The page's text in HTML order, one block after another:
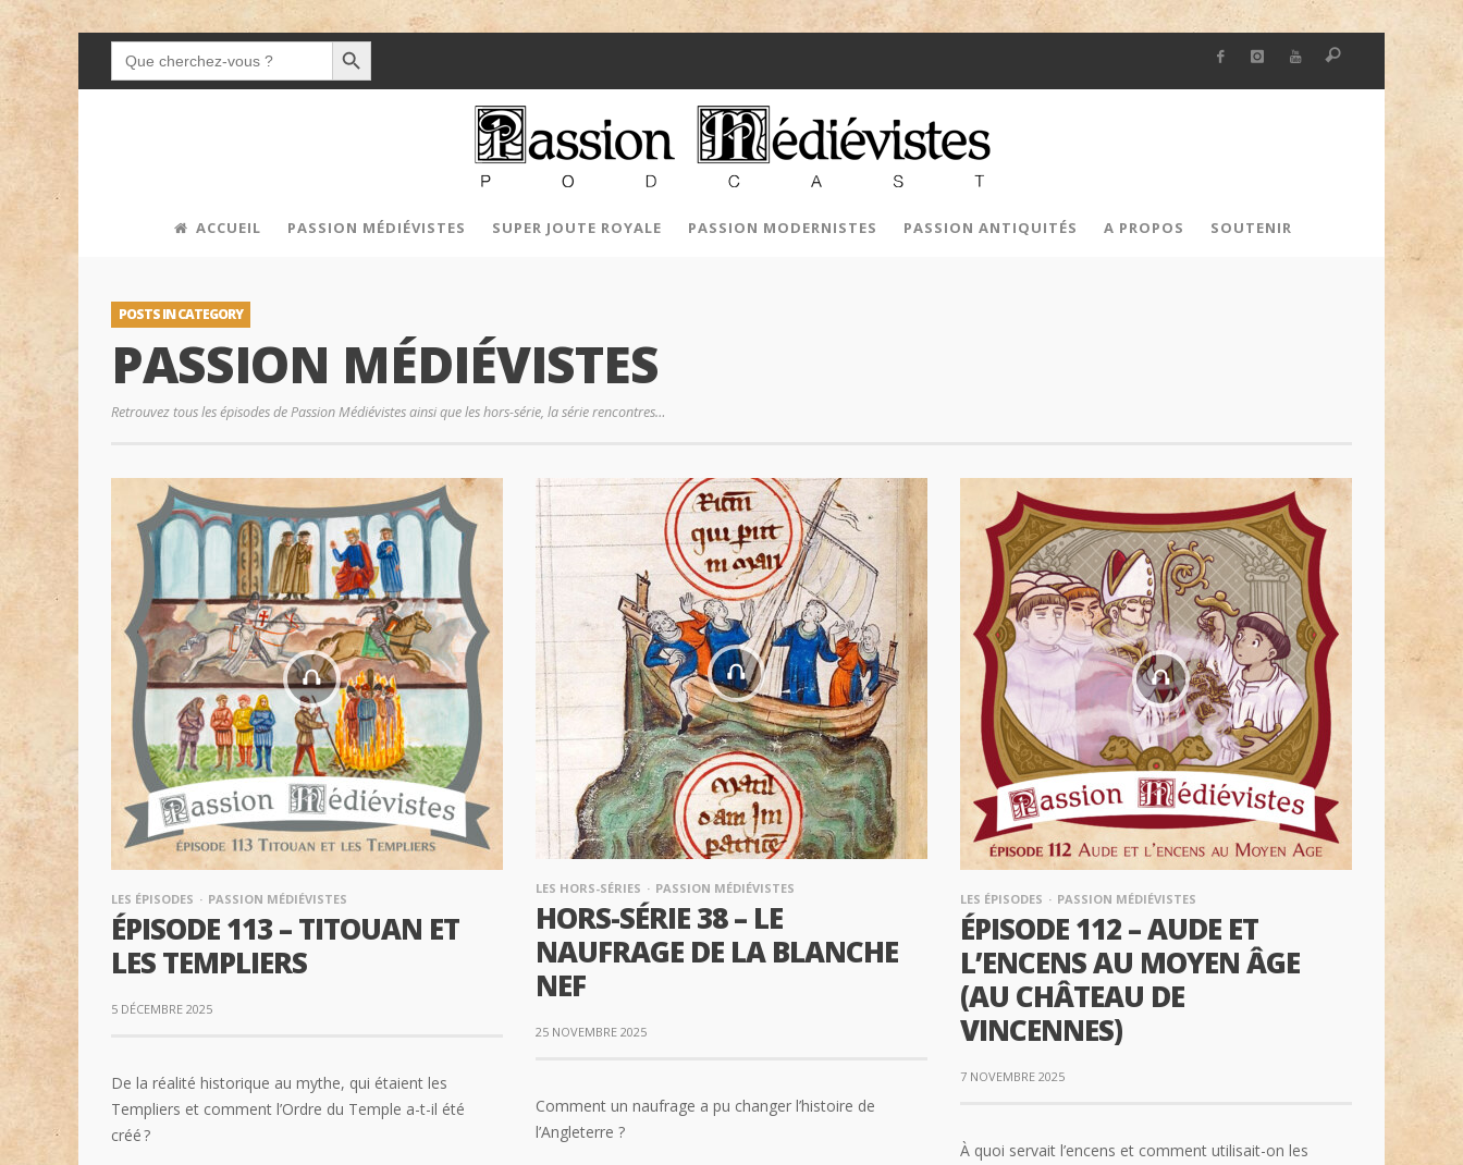
SEARCH
FOR:
SEARCH BUTTON
ACCUEIL PASSION MÉDIÉVISTES SUPER JOUTE ROYALE PASSION MODERNISTES PASSION ANTIQUITÉS A PROPOS SOUTENIR
POSTS IN CATEGORY
PASSION MÉDIÉVISTES
Retrouvez tous les épisodes de Passion Médiévistes ainsi que les hors-série, la série rencontres…
LES ÉPISODES PASSION MÉDIÉVISTES
ÉPISODE 113 – TITOUAN ET
LES TEMPLIERS
5 DÉCEMBRE 2025
De la réalité historique au mythe, qui étaient les
Templiers et comment l’Ordre du Temple a-t-il été
créé ?
LES HORS-SÉRIES PASSION MÉDIÉVISTES
HORS-SÉRIE 38 – LE
NAUFRAGE DE LA BLANCHE
NEF
25 NOVEMBRE 2025
Comment un naufrage a pu changer l’histoire de
l’Angleterre ?
LES ÉPISODES PASSION MÉDIÉVISTES
ÉPISODE 112 – AUDE ET
L’ENCENS AU MOYEN ÂGE
(AU CHÂTEAU DE
VINCENNES)
7 NOVEMBRE 2025
À quoi servait l’encens et comment utilisait-on les